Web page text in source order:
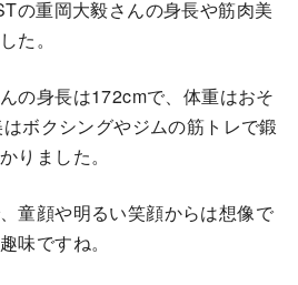
の重岡大毅さんの身長や筋肉美
た。
の身長は172cmで、体重はおそ
ボクシングやジムの筋トレで鍛
りました。
童顔や明るい笑顔からは想像で
味ですね。